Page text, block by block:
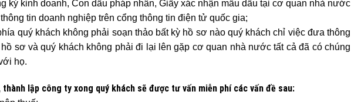
ký kinh doanh, Con dấu pháp nhân, Giấy xác nhận mẫu dấu tại cơ quan nhà nước
tin doanh nghiệp trên cổng thông tin điện tử quốc gia;
quý khách không phải soạn thảo bất kỳ hồ sơ nào quý khách chỉ việc đưa thông
sơ và quý khách không phải đi lại lên gặp cơ quan nhà nước tất cả đã có chúng
họ.
lập công ty xong quý khách sẽ được tư vấn miễn phí các vấn đề sau: